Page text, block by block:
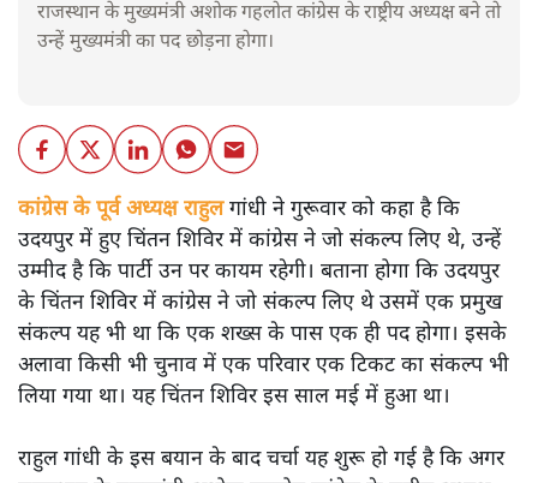
राजस्थान के मुख्यमंत्री अशोक गहलोत कांग्रेस के राष्ट्रीय अध्यक्ष बने तो
उन्हें मुख्यमंत्री का पद छोड़ना होगा।
कांग्रेस के पूर्व अध्यक्ष राहुल गांधी ने गुरूवार को कहा है कि
उदयपुर में हुए चिंतन शिविर में कांग्रेस ने जो संकल्प लिए थे, उन्हें
उम्मीद है कि पार्टी उन पर कायम रहेगी। बताना होगा कि उदयपुर
के चिंतन शिविर में कांग्रेस ने जो संकल्प लिए थे उसमें एक प्रमुख
संकल्प यह भी था कि एक शख्स के पास एक ही पद होगा। इसके
अलावा किसी भी चुनाव में एक परिवार एक टिकट का संकल्प भी
लिया गया था। यह चिंतन शिविर इस साल मई में हुआ था।
राहुल गांधी के इस बयान के बाद चर्चा यह शुरू हो गई है कि अगर